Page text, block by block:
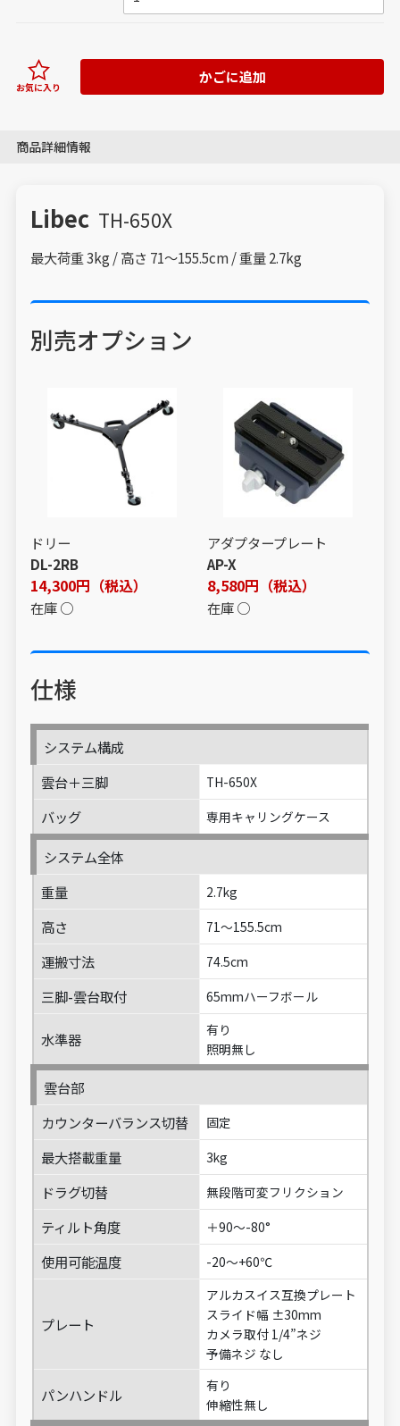
かごに追加
お気に入り
商品詳細情報
Libec TH-650X
最大荷重 3kg / 高さ 71～155.5cm / 重量 2.7kg
別売オプション
ドリー
DL-2RB
14,300円（税込）
在庫 ○
アダプタープレート
AP-X
8,580円（税込）
在庫 ○
仕様
システム構成
雲台＋三脚
TH-650X
バッグ 専用キャリングケース
システム全体
重量
2.7kg
高さ 71～155.5cm
運搬寸法 74.5cm
三脚-雲台取付 65mmハーフボール
水準器
有り
照明無し
雲台部
カウンターバランス切替
固定
最大搭載重量 3kg
ドラグ切替 無段階可変フリクション
ティルト角度 ＋90～-80°
使用可能温度 -20～+60℃
プレート
アルカスイス互換プレート
スライド幅 ±30mm
カメラ取付 1/4”ネジ
予備ネジ なし
パンハンドル
有り
伸縮性無し